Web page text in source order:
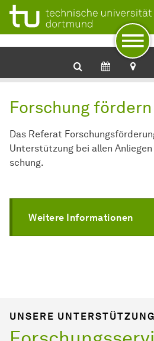
Zur Navigation für Zielgruppen
Zur Navigation nach Themen
Zum Schnellzugriff
Zum Fuß der Seite mit weiteren
Zum Inhalt
Zur Startseite
Referat Forschungsförderung
Forschung fördern
Das Referat
Unterstützung bei allen
schung.
Weitere Informationen
UNSERE